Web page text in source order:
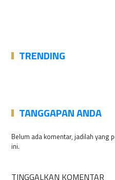
TRENDING
TANGGAPAN ANDA
Belum ada komentar, jadilah yang
ini.
TINGGALKAN KOMENTAR